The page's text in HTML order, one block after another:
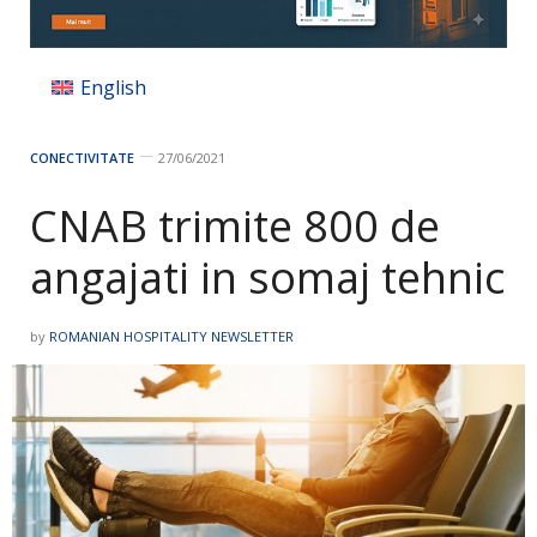
English
CONECTIVITATE 27/06/2021
CNAB trimite 800 de
angajati in somaj tehnic
by ROMANIAN HOSPITALITY NEWSLETTER